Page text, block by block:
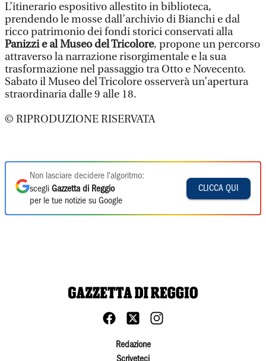
L’itinerario espositivo allestito in biblioteca,
prendendo le mosse dall’archivio di Bianchi e dal
ricco patrimonio dei fondi storici conservati alla
Panizzi e al Museo del Tricolore, propone un percorso
attraverso la narrazione risorgimentale e la sua
trasformazione nel passaggio tra Otto e Novecento.
Sabato il Museo del Tricolore osserverà un’apertura
straordinaria dalle 9 alle 18.
© RIPRODUZIONE RISERVATA
Non lasciare decidere l'algoritmo:
scegli Gazzetta di Reggio
per le tue notizie su Google
CLICCA QUI
Redazione
Scriveteci